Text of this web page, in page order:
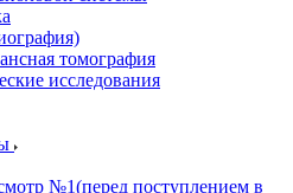
томография
исследования
№1(перед поступлением в